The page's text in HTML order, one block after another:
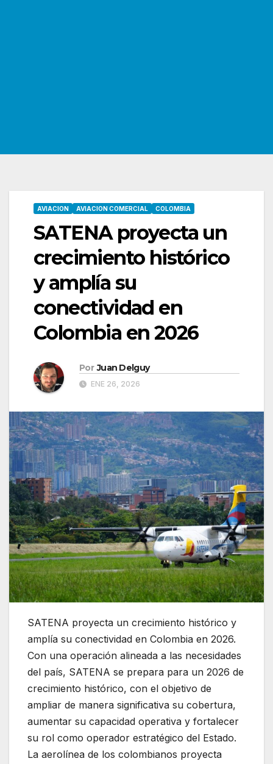
AVIACION AVIACION COMERCIAL COLOMBIA
SATENA proyecta un
crecimiento histórico
y amplía su
conectividad en
Colombia en 2026
Por Juan Delguy
ENE 26, 2026
SATENA proyecta un crecimiento histórico y
amplía su conectividad en Colombia en 2026.
Con una operación alineada a las necesidades
del país, SATENA se prepara para un 2026 de
crecimiento histórico, con el objetivo de
ampliar de manera significativa su cobertura,
aumentar su capacidad operativa y fortalecer
su rol como operador estratégico del Estado.
La aerolínea de los colombianos proyecta